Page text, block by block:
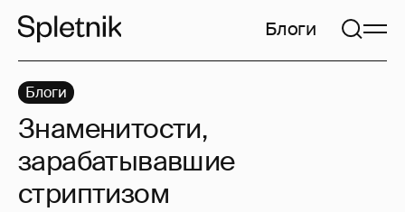
Блоги
Блоги
Знаменитости,
зарабатывавшие
стриптизом